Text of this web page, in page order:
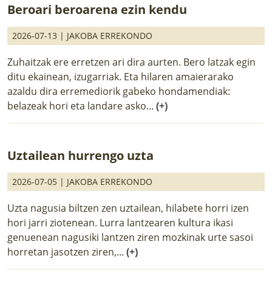
Beroari beroarena ezin kendu
2026-07-13 | JAKOBA ERREKONDO
Zuhaitzak ere erretzen ari dira aurten. Bero latzak egin
ditu ekainean, izugarriak. Eta hilaren amaierarako
azaldu dira erremediorik gabeko hondamendiak:
belazeak hori eta landare asko... (+)
Uztailean hurrengo uzta
2026-07-05 | JAKOBA ERREKONDO
Uzta nagusia biltzen zen uztailean, hilabete horri izen
hori jarri ziotenean. Lurra lantzearen kultura ikasi
genuenean nagusiki lantzen ziren mozkinak urte sasoi
horretan jasotzen ziren,... (+)